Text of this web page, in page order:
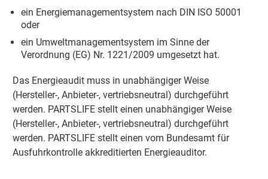
ein Energiemanagementsystem nach DIN ISO 50001
oder
ein Umweltmanagementsystem im Sinne der
Verordnung (EG) Nr. 1221/2009 umgesetzt hat.
Das Energieaudit muss in unabhängiger Weise
(Hersteller-, Anbieter-, vertriebsneutral) durchgeführt
werden. PARTSLIFE stellt einen unabhängiger Weise
(Hersteller-, Anbieter-, vertriebsneutral) durchgeführt
werden. PARTSLIFE stellt einen vom Bundesamt für
Ausfuhrkontrolle akkreditierten Energieauditor.